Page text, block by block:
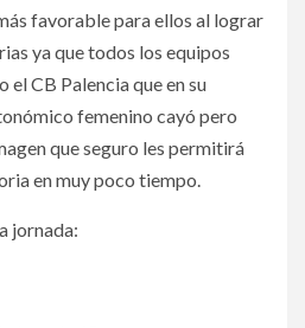
favorable para ellos al lograr
ya que todos los equipos
CB Palencia que en su
femenino cayó pero
que seguro les permitirá
en muy poco tiempo.
jornada: